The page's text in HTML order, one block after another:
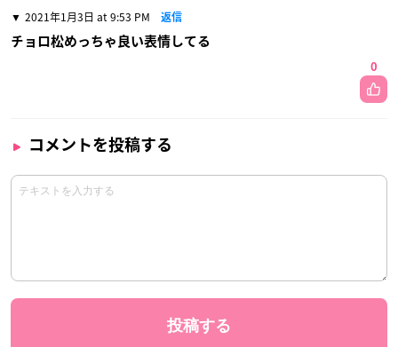
2021年1月3日 at 9:53 PM 返信
チョロ松めっちゃ良い表情してる
0
コメントを投稿する